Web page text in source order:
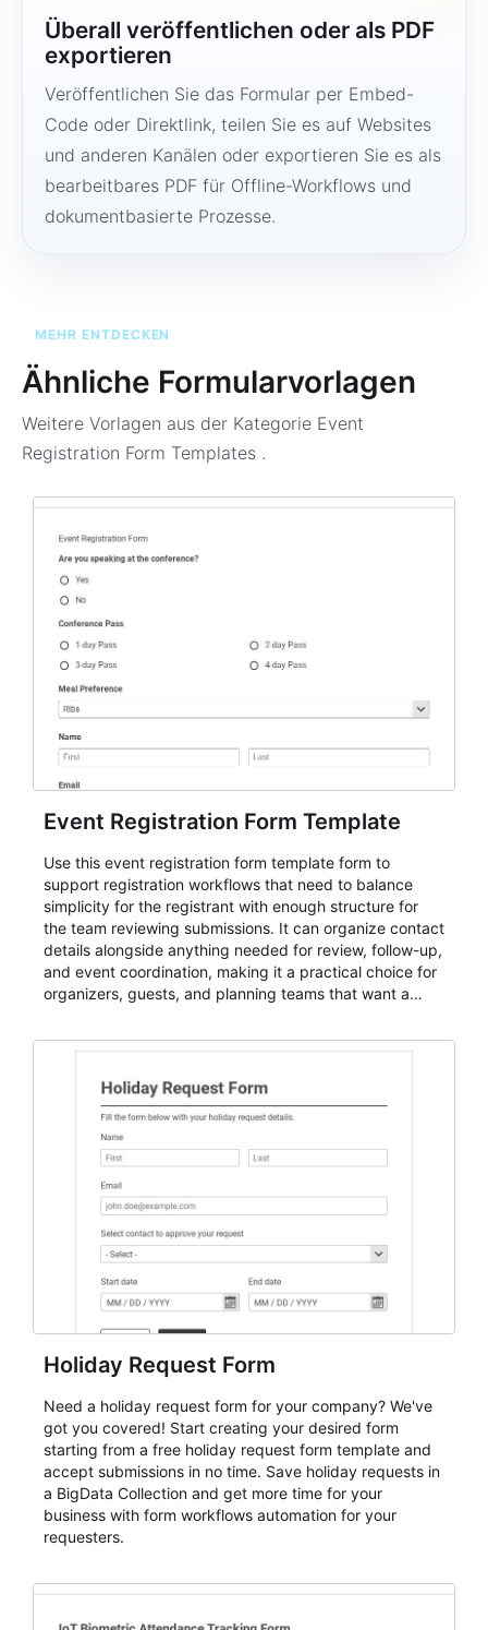
Überall veröffentlichen oder als PDF
exportieren
Veröffentlichen Sie das Formular per Embed-
Code oder Direktlink, teilen Sie es auf Websites
und anderen Kanälen oder exportieren Sie es als
bearbeitbares PDF für Offline-Workflows und
dokumentbasierte Prozesse.
MEHR ENTDECKEN
Ähnliche Formularvorlagen
Weitere Vorlagen aus der Kategorie Event
Registration Form Templates .
Event Registration Form Template
Use this event registration form template form to
support registration workflows that need to balance
simplicity for the registrant with enough structure for
the team reviewing submissions. It can organize contact
details alongside anything needed for review, follow-up,
and event coordination, making it a practical choice for
organizers, guests, and planning teams that want a
and participant management. The form is suitable for
student enrollment, volunteer registration, business
event intake, and membership participation. It helps
keep responses standardized so organizers can
evaluate submissions, manage next steps, and maintain
cleaner registration records over time.
Holiday Request Form
Need a holiday request form for your company? We've
got you covered! Start creating your desired form
starting from a free holiday request form template and
accept submissions in no time. Save holiday requests in
a BigData Collection and get more time for your
business with form workflows automation for your
requesters.